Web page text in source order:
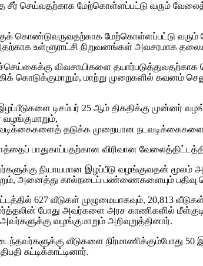
சீர் செய்வதற்காக மேற்கொள்ளப்பட்டு வரும்
கொண்டுவருவதற்காக மேற்கொள்ளப்பட்டு வரும்
உள்ளூராட்சி நிறுவனங்கள் அவசரமாக
விவசாயிகளை
கொடுக்குமாறும், மாற்று முறைகளில்
டிசம்பர் 25 ஆம் திகதிக்கு முன்னர்
தடுக்க முறையான நடவடிக்கைகளை
பாதுகாப்பதற்கான விரிவான
நியாயமான இழப்பீடு வழங்குவதன்
அனைத்து கால்நடைப் பண்ணைகளையும் பதிவு
627 வீடுகள் முழுமையாகவும், 20,813
போது அவர்களை அரச காணிகளில்
வழங்குமாறும் அறிவுறுத்தினார்.
வீடுகளை நிர்மாணிக்கும்போது
சுட்டிக்காட்டினார்.